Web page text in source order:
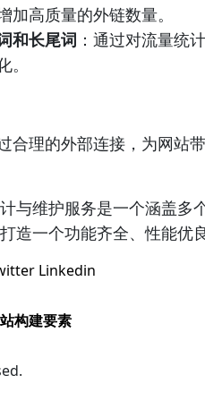
加高质量的外链数量。
和长尾词 ：通过对流量统
合理的外部连接，为网站
与维护服务是一个涵盖多
造一个功能齐全、性能优
Linkedin
构建要素